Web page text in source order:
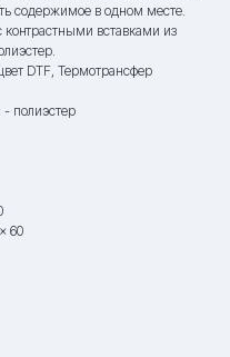
содержимое в одном месте.
контрастными вставками из
DTF, Термотрансфер
полиэстер
60